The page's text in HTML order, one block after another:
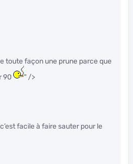
toute façon une prune parce que
90
" />
facile à faire sauter pour le